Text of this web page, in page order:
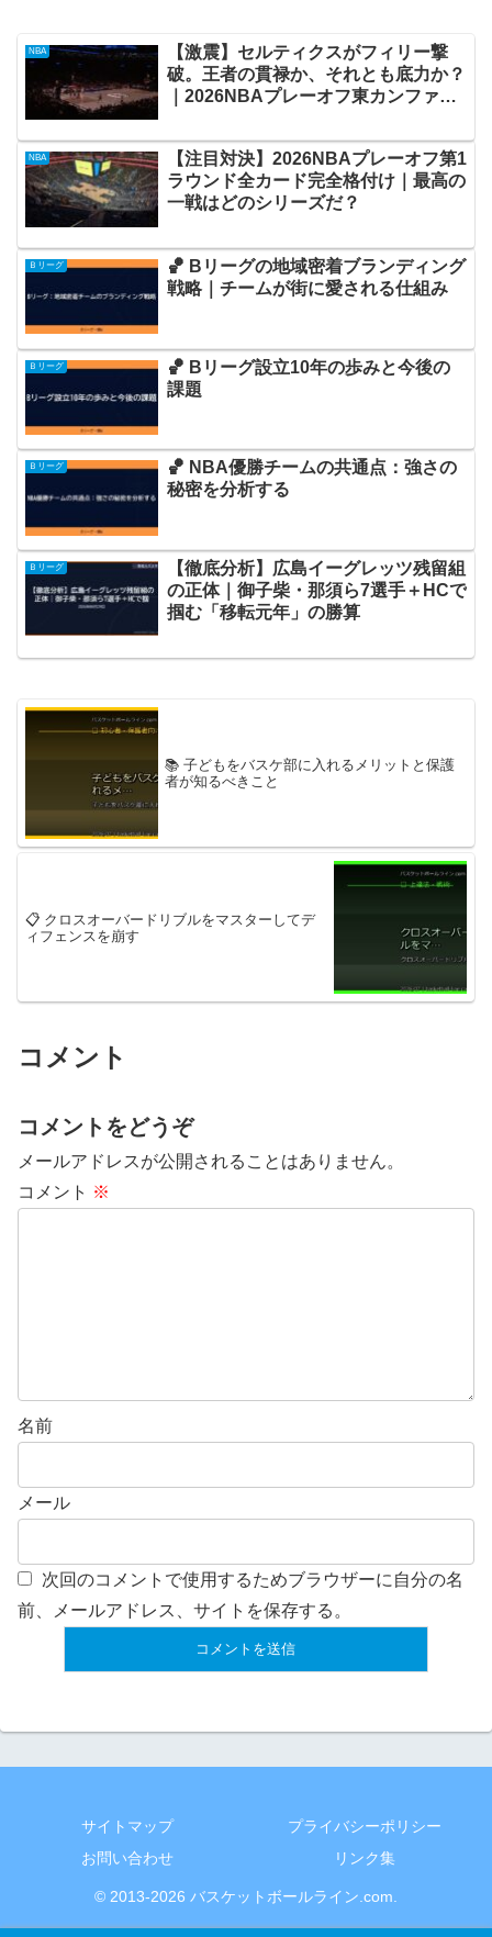
NBA
【激震】セルティクスがフィリー撃
破。王者の貫禄か、それとも底力か？
｜2026NBAプレーオフ東カンファン
導権握る
NBA
【注目対決】2026NBAプレーオフ第1
ラウンド全カード完全格付け｜最高の
一戦はどのシリーズだ？
Ｂリーグ
🏀 Bリーグの地域密着ブランディング
戦略｜チームが街に愛される仕組み
Ｂリーグ
🏀 Bリーグ設立10年の歩みと今後の
課題
Ｂリーグ
🏀 NBA優勝チームの共通点：強さの
秘密を分析する
Ｂリーグ
【徹底分析】広島イーグレッツ残留組
の正体｜御子柴・那須ら7選手＋HCで
掴む「移転元年」の勝算
📚 子どもをバスケ部に入れるメリットと保護
者が知るべきこと
📋 クロスオーバードリブルをマスターしてデ
ィフェンスを崩す
コメント
コメントをどうぞ
メールアドレスが公開されることはありません。
コメント ※
名前
メール
次回のコメントで使用するためブラウザーに自分の名
前、メールアドレス、サイトを保存する。
サイトマップ
プライバシーポリシー
お問い合わせ
リンク集
© 2013-2026 バスケットボールライン.com.